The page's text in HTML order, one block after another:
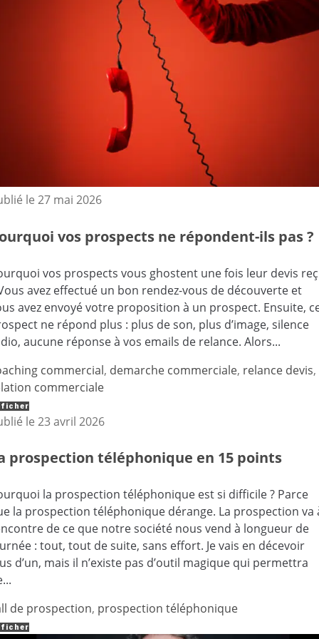
le 27 mai 2026
vos prospects ne répondent-ils pas ?
vos prospects vous ghostent une fois leur devis
avez effectué un bon rendez-vous de découverte et
avez envoyé votre proposition à un prospect. Ensuite,
ne répond plus : plus de son, plus d’image, silence
aucune réponse à vos emails de relance. Alors...
commercial, demarche commerciale, relance devis,
commerciale
le 23 avril 2026
prospection téléphonique en 15 points
la prospection téléphonique est si difficile ? Parce
la prospection téléphonique dérange. La prospection va
de ce que notre société nous vend à longueur de
: tout, tout de suite, sans effort. Je vais en décevoir
d’un, mais il n’existe pas d’outil magique qui permettra
de prospection, prospection téléphonique